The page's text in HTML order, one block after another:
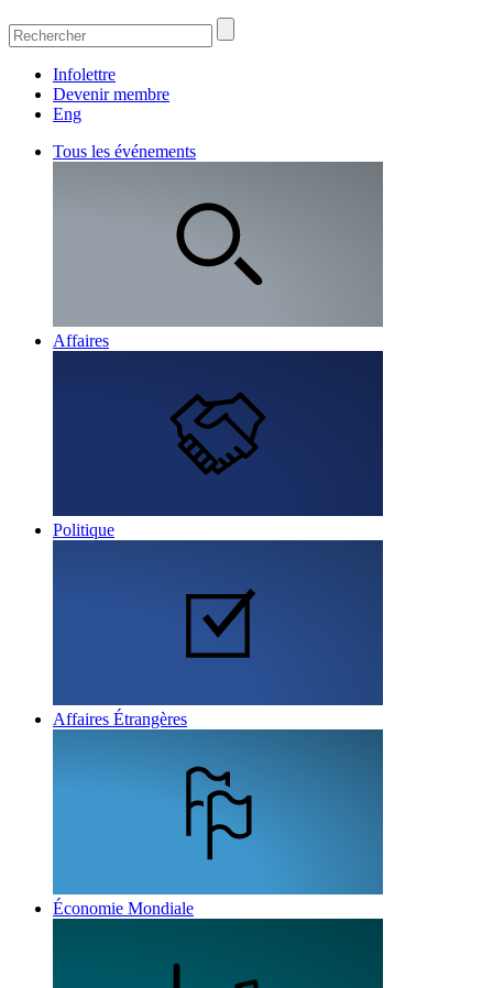
Infolettre
Devenir membre
Eng
Tous les événements
Affaires
Politique
Affaires Étrangères
Économie Mondiale